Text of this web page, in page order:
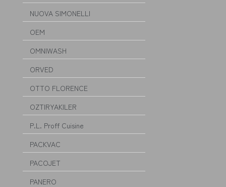
NUOVA SIMONELLI
OEM
OMNIWASH
ORVED
OTTO FLORENCE
OZTIRYAKILER
P.L. Proff Cuisine
PACKVAC
PACOJET
PANERO